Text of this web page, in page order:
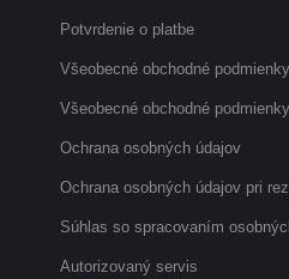
Potvrdenie o platbe
Všeobecné obchodné podmienky
Všeobecné obchodné
Ochrana osobných údajov
Ochrana osobných údajov pri
Súhlas so spracovaním
Autorizovaný servis